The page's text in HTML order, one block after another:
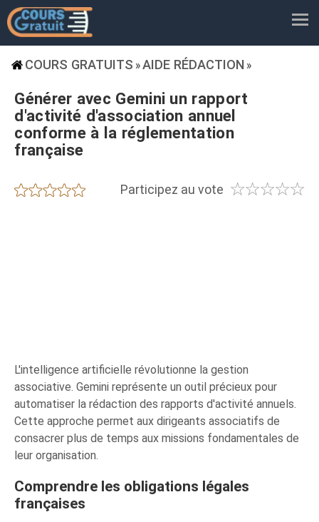
COURS GRATUITS »AIDE RÉDACTION »
Générer avec Gemini un rapport
d'activité d'association annuel
conforme à la réglementation
française
Participez au vote ☆☆☆☆☆
★★★★★
L'intelligence artificielle révolutionne la gestion
associative. Gemini représente un outil précieux pour
automatiser la rédaction des rapports d'activité annuels.
Cette approche permet aux dirigeants associatifs de
consacrer plus de temps aux missions fondamentales de
leur organisation.
Comprendre les obligations légales
françaises